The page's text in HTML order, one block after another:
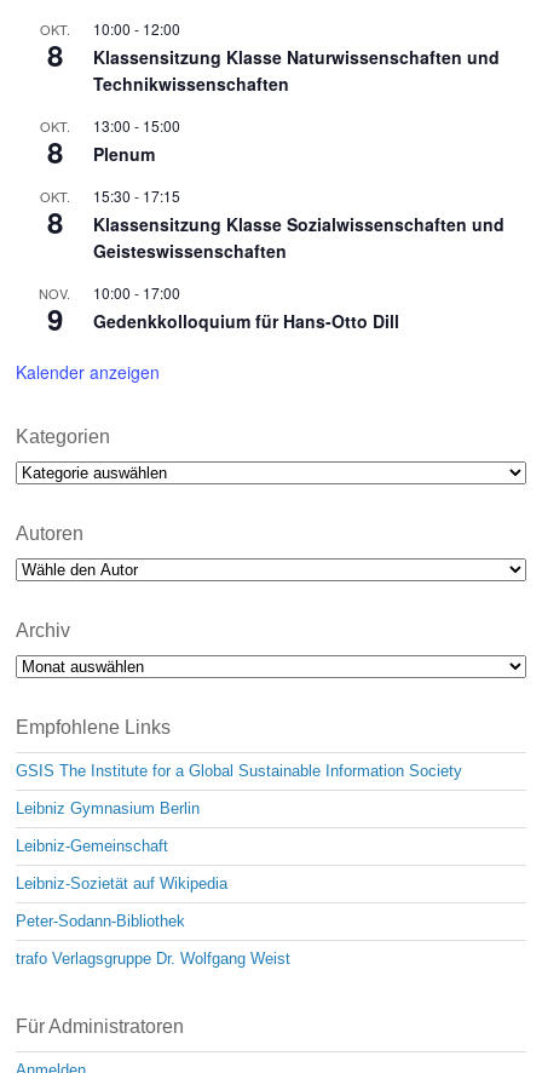
OKT.
8
10:00 - 12:00
Klassensitzung Klasse Naturwissenschaften und
Technikwissenschaften
OKT.
8
13:00 - 15:00
Plenum
OKT.
8
15:30 - 17:15
Klassensitzung Klasse Sozialwissenschaften und
Geisteswissenschaften
NOV.
9
10:00 - 17:00
Gedenkkolloquium für Hans-Otto Dill
Kalender anzeigen
Kategorien
Kategorien
Autoren
Archiv
Archiv
Empfohlene Links
GSIS The Institute for a Global Sustainable Information Society
Leibniz Gymnasium Berlin
Leibniz-Gemeinschaft
Leibniz-Sozietät auf Wikipedia
Peter-Sodann-Bibliothek
trafo Verlagsgruppe Dr. Wolfgang Weist
Für Administratoren